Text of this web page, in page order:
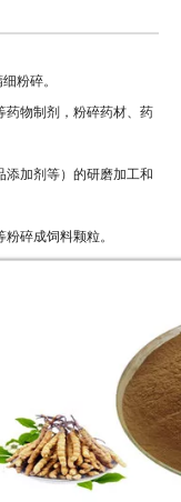
粉碎。
药物制剂，粉碎药材、药
加剂等）的研磨加工和
碎成饲料颗粒。